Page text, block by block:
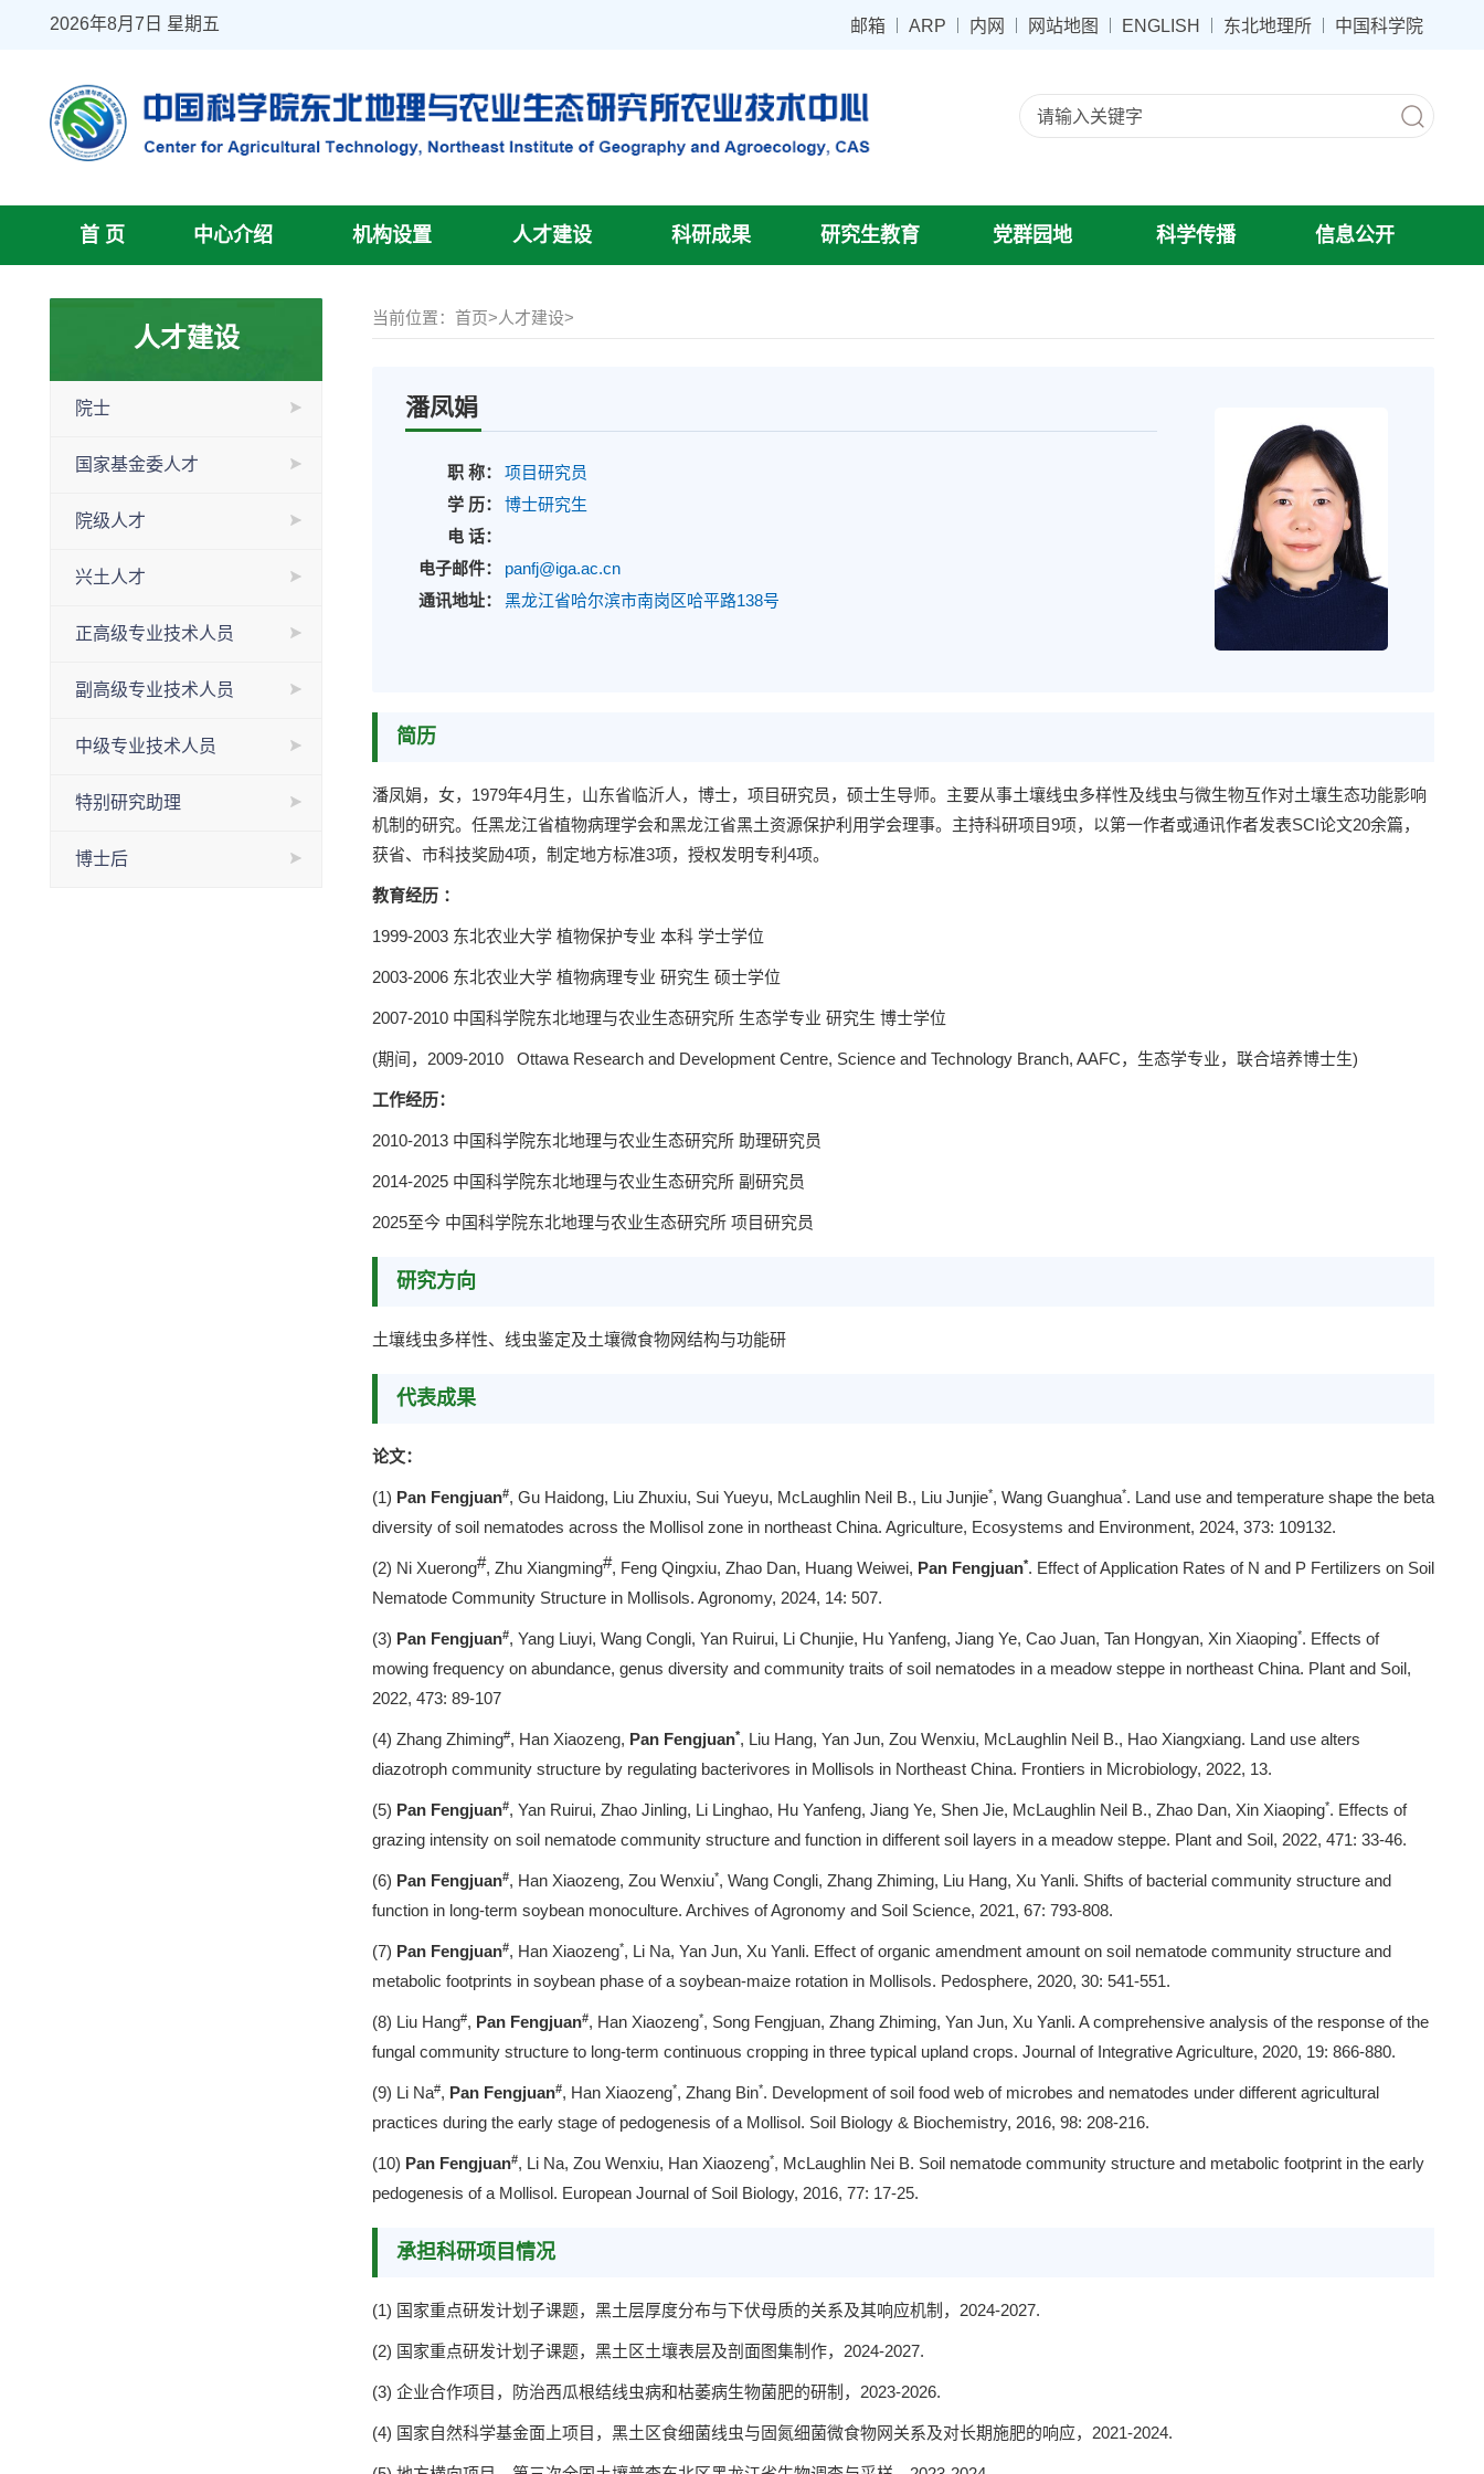
2026年8月7日 星期五 邮箱 ARP 内网 网站地图 ENGLISH 东北地理所 中国科学院
首 页 中心介绍 机构设置 人才建设 科研成果 研究生教育 党群园地 科学传播 信息公开
人才建设
院士
国家基金委人才
院级人才
兴土人才
正高级专业技术人员
副高级专业技术人员
中级专业技术人员
特别研究助理
博士后
当前位置： 首页> 人才建设>
潘凤娟
职 称：
项目研究员
学 历：
博士研究生
电 话：
电子邮件：
panfj@iga.ac.cn
通讯地址：
黑龙江省哈尔滨市南岗区哈平路138号
简历
潘凤娟，女，1979年4月生，山东省临沂人，博士，项目研究员，硕士生导师。主要从事土壤线虫多样性及线虫与微生物互作对土壤生态功能影响
机制的研究。任黑龙江省植物病理学会和黑龙江省黑土资源保护利用学会理事。主持科研项目9项，以第一作者或通讯作者发表SCI论文20余篇，
获省、市科技奖励4项，制定地方标准3项，授权发明专利4项。
教育经历 ：
1999-2003 东北农业大学 植物保护专业 本科 学士学位
2003-2006 东北农业大学 植物病理专业 研究生 硕士学位
2007-2010 中国科学院东北地理与农业生态研究所 生态学专业 研究生 博士学位
(期间，2009-2010 Ottawa Research and Development Centre, Science and Technology Branch, AAFC，生态学专业，联合培养博士生)
工作经历：
2010-2013 中国科学院东北地理与农业生态研究所 助理研究员
2014-2025 中国科学院东北地理与农业生态研究所 副研究员
2025至今 中国科学院东北地理与农业生态研究所 项目研究员
研究方向
土壤线虫多样性、线虫鉴定及土壤微食物网结构与功能研
代表成果
论文：
(1) Pan Fengjuan#, Gu Haidong, Liu Zhuxiu, Sui Yueyu, McLaughlin Neil B., Liu Junjie*, Wang Guanghua*. Land use and temperature shape the beta
diversity of soil nematodes across the Mollisol zone in northeast China. Agriculture, Ecosystems and Environment, 2024, 373: 109132.
(2) Ni Xuerong#, Zhu Xiangming#, Feng Qingxiu, Zhao Dan, Huang Weiwei, Pan Fengjuan*. Effect of Application Rates of N and P Fertilizers on Soil
Nematode Community Structure in Mollisols. Agronomy, 2024, 14: 507.
(3) Pan Fengjuan#, Yang Liuyi, Wang Congli, Yan Ruirui, Li Chunjie, Hu Yanfeng, Jiang Ye, Cao Juan, Tan Hongyan, Xin Xiaoping*. Effects of
mowing frequency on abundance, genus diversity and community traits of soil nematodes in a meadow steppe in northeast China. Plant and Soil,
2022, 473: 89-107
(4) Zhang Zhiming#, Han Xiaozeng, Pan Fengjuan*, Liu Hang, Yan Jun, Zou Wenxiu, McLaughlin Neil B., Hao Xiangxiang. Land use alters
diazotroph community structure by regulating bacterivores in Mollisols in Northeast China. Frontiers in Microbiology, 2022, 13.
(5) Pan Fengjuan#, Yan Ruirui, Zhao Jinling, Li Linghao, Hu Yanfeng, Jiang Ye, Shen Jie, McLaughlin Neil B., Zhao Dan, Xin Xiaoping*. Effects of
grazing intensity on soil nematode community structure and function in different soil layers in a meadow steppe. Plant and Soil, 2022, 471: 33-46.
(6) Pan Fengjuan#, Han Xiaozeng, Zou Wenxiu*, Wang Congli, Zhang Zhiming, Liu Hang, Xu Yanli. Shifts of bacterial community structure and
function in long-term soybean monoculture. Archives of Agronomy and Soil Science, 2021, 67: 793-808.
(7) Pan Fengjuan#, Han Xiaozeng*, Li Na, Yan Jun, Xu Yanli. Effect of organic amendment amount on soil nematode community structure and
metabolic footprints in soybean phase of a soybean-maize rotation in Mollisols. Pedosphere, 2020, 30: 541-551.
(8) Liu Hang#, Pan Fengjuan#, Han Xiaozeng*, Song Fengjuan, Zhang Zhiming, Yan Jun, Xu Yanli. A comprehensive analysis of the response of the
fungal community structure to long-term continuous cropping in three typical upland crops. Journal of Integrative Agriculture, 2020, 19: 866-880.
(9) Li Na#, Pan Fengjuan#, Han Xiaozeng*, Zhang Bin*. Development of soil food web of microbes and nematodes under different agricultural
practices during the early stage of pedogenesis of a Mollisol. Soil Biology & Biochemistry, 2016, 98: 208-216.
(10) Pan Fengjuan#, Li Na, Zou Wenxiu, Han Xiaozeng*, McLaughlin Nei B. Soil nematode community structure and metabolic footprint in the early
pedogenesis of a Mollisol. European Journal of Soil Biology, 2016, 77: 17-25.
承担科研项目情况
(1) 国家重点研发计划子课题，黑土层厚度分布与下伏母质的关系及其响应机制，2024-2027.
(2) 国家重点研发计划子课题，黑土区土壤表层及剖面图集制作，2024-2027.
(3) 企业合作项目，防治西瓜根结线虫病和枯萎病生物菌肥的研制，2023-2026.
(4) 国家自然科学基金面上项目，黑土区食细菌线虫与固氮细菌微食物网关系及对长期施肥的响应，2021-2024.